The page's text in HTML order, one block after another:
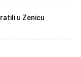
u Zenicu